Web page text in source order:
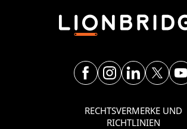
RECHTSVERMERKE UND
RICHTLINIEN